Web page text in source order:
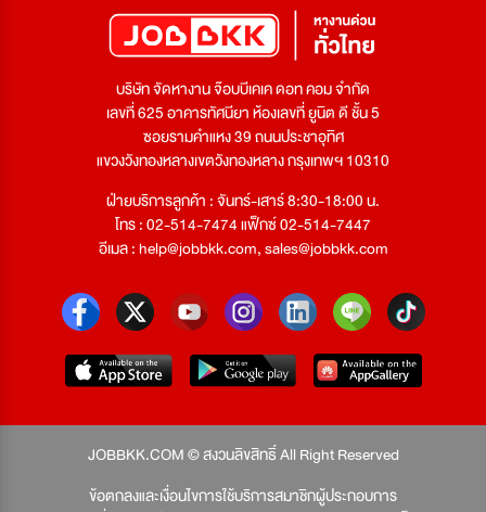
บริษัท จัดหางาน จ๊อบบีเคเค ดอท คอม จำกัด
เลขที่ 625 อาคารทัศนียา ห้องเลขที่ ยูนิต ดี ชั้น 5
ซอยรามคำแหง 39 ถนนประชาอุทิศ
แขวงวังทองหลางเขตวังทองหลาง กรุงเทพฯ 10310
ฝ่ายบริการลูกค้า : จันทร์-เสาร์ 8:30-18:00 น.
โทร : 02-514-7474 แฟ็กซ์ 02-514-7447
อีเมล :help@jobbkk.com,sales@jobbkk.com
JOBBKK.COM © สงวนลิขสิทธิ์ All Right Reserved
ข้อตกลงและเงื่อนไขการใช้บริการสมาชิกผู้ประกอบการ